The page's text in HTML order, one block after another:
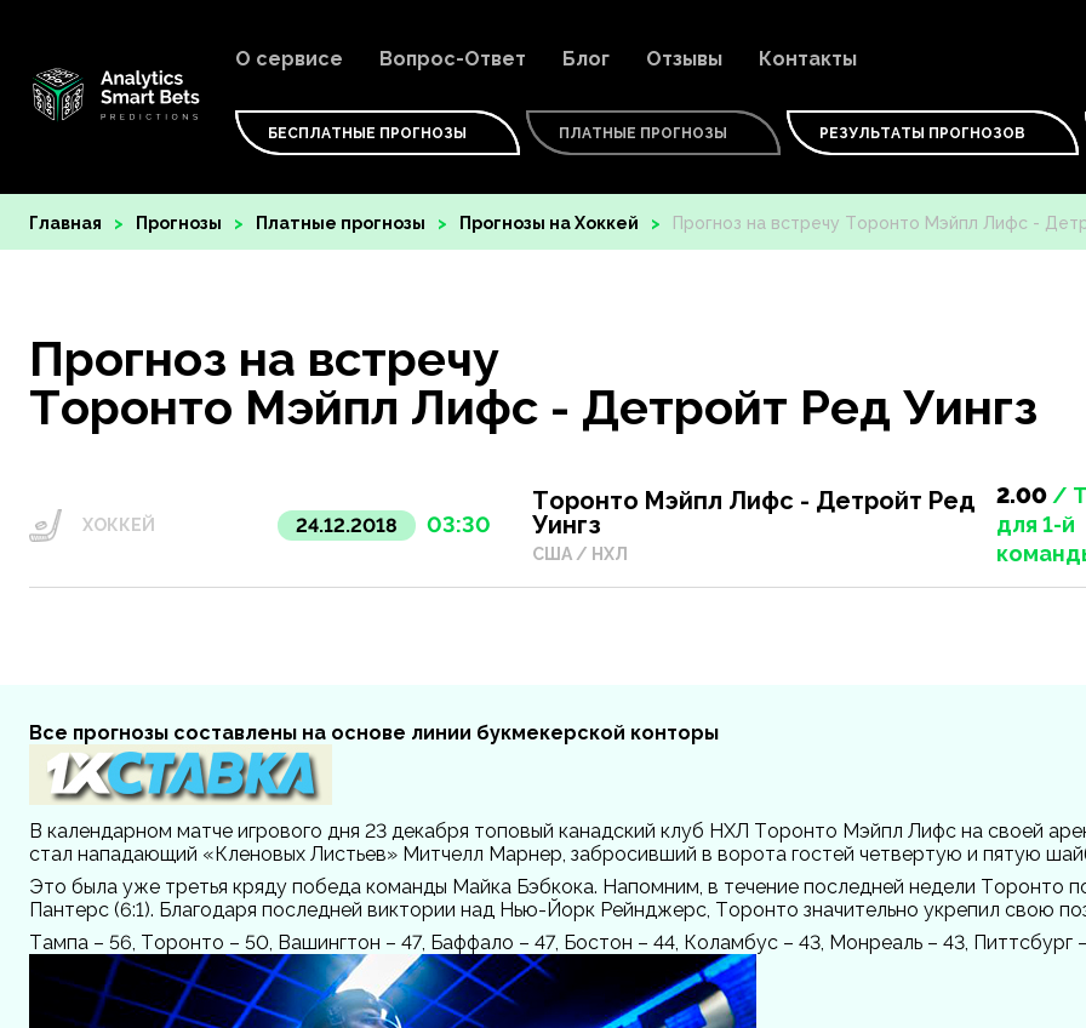
О сервисе Вопрос-Ответ Блог Отзывы Контакты
БЕСПЛАТНЫЕ ПРОГНОЗЫ ПЛАТНЫЕ ПРОГНОЗЫ РЕЗУЛЬТАТЫ ПРОГНОЗОВ
Главная Прогнозы Платные прогнозы Прогнозы на Хоккей Прогноз на встречу Торонто Мэйпл Лифс -
Прогноз на встречу
Торонто Мэйпл Лифс - Детройт Ред Уингз
ХОККЕЙ 24.12.2018 03:30
Торонто Мэйпл Лифс - Детройт Ред
Уингз
США / НХЛ
2.00 /
для 1-й
Все прогнозы составлены на основе линии букмекерской конторы
В календарном матче игрового дня 23 декабря топовый канадский клуб НХЛ Торонто Мэйпл Лифс на своей
стал нападающий «Кленовых Листьев» Митчелл Марнер, забросивший в ворота гостей четвертую и пятую
Это была уже третья кряду победа команды Майка Бэбкока. Напомним, в течение последней недели
Пантерс (6:1). Благодаря последней виктории над Нью-Йорк Рейнджерс, Торонто значительно укрепил свою
Тампа – 56, Торонто – 50, Вашингтон – 47, Баффало – 47, Бостон – 44, Коламбус – 43, Монреаль – 43, Питтсбург